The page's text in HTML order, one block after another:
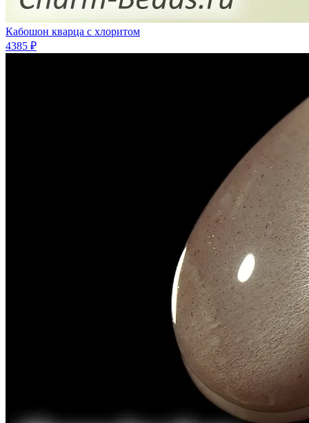
Кабошон кварца с хлоритом
4385 ₽